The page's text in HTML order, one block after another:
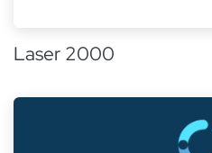
Laser 2000